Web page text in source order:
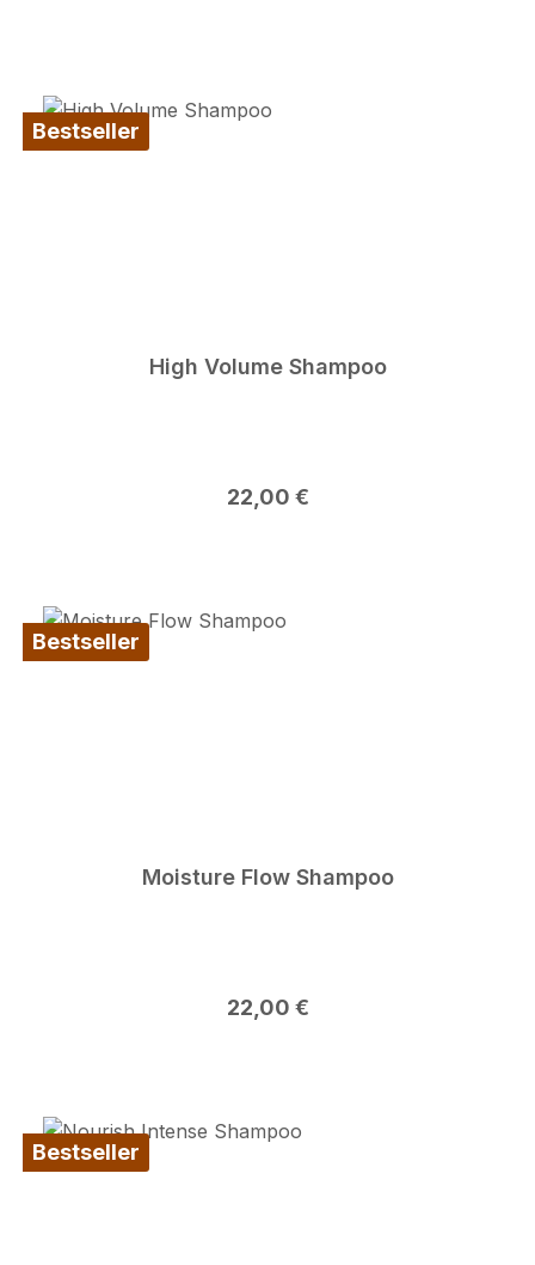
Bestseller
High Volume Shampoo
Regulärer Preis:
22,00 €
Bestseller
Moisture Flow Shampoo
Regulärer Preis:
22,00 €
Bestseller